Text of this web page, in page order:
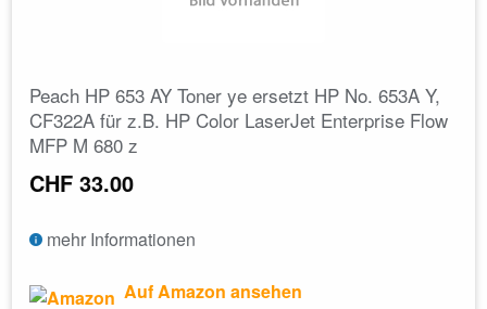
Peach HP 653 AY Toner ye ersetzt HP No. 653A Y,
CF322A für z.B. HP Color LaserJet Enterprise Flow
MFP M 680 z
CHF 33.00
mehr Informationen
Auf Amazon ansehen